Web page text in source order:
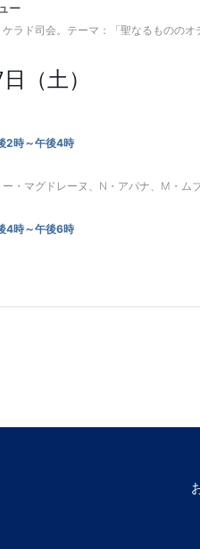
ー
ラド司会。テーマ：「聖なるものの
（土）
2時～午後4時
・マグドレーヌ、N・アパナ、M・ム
4時～午後6時